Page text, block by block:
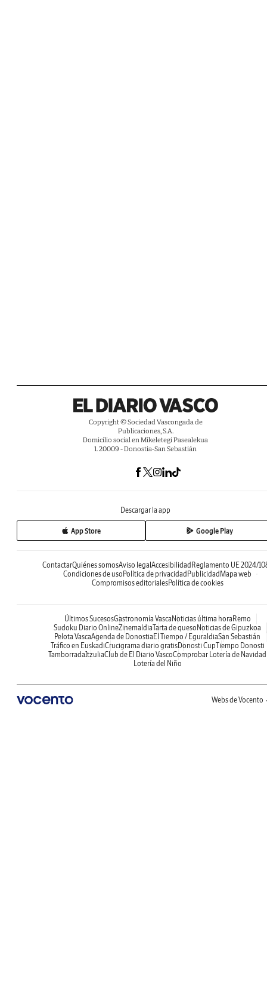
Copyright © Sociedad Vascongada de
Publicaciones, S.A.
Domicilio social en Mikeletegi Pasealekua
1. 20009 - Donostia-San Sebastián
Descargar la app
App Store Google Play
ContactarQuiénes somosAviso legal Accesibilidad Reglamento UE 2024/
Condiciones de uso Política de privacidad Publicidad Mapa web
Compromisos editorialesPolítica de cookies
Últimos SucesosGastronomía Vasca Noticias última hora Remo
Sudoku Diario OnlineZinemaldiaTarta de queso Noticias de Gipuzkoa
Pelota VascaAgenda de Donostia El Tiempo / EguraldiaSan Sebastián
Tráfico en EuskadiCrucigrama diario gratisDonosti CupTiempo Donosti
TamborradaItzuliaClub de El Diario VascoComprobar Lotería de Navidad
Lotería del Niño
Webs de Vocento